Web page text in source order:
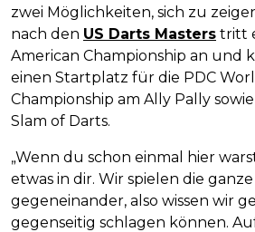
zwei Möglichkeiten, sich zu
nach den US Darts Masters tritt
American Championship an und
einen Startplatz für die PDC
Championship am Ally Pally
Slam of Darts.
„Wenn du schon einmal hier
etwas in dir. Wir spielen die
gegeneinander, also wissen wir
gegenseitig schlagen können.